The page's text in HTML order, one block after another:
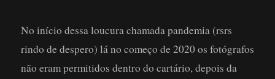
No início dessa loucura chamada pandemia (rsrs
rindo de despero) lá no começo de 2020 os fotógrafos
não eram permitidos dentro do cartário, depois da